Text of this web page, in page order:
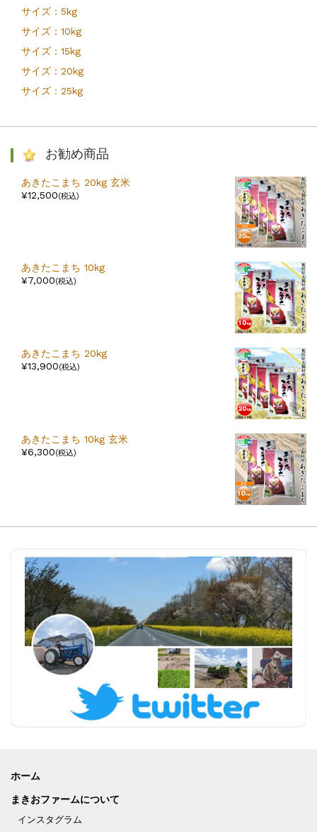
サイズ：5kg
サイズ：10kg
サイズ：15kg
サイズ：20kg
サイズ：25kg
お勧め商品
あきたこまち 20kg 玄米
¥12,500(税込)
あきたこまち 10kg
¥7,000(税込)
あきたこまち 20kg
¥13,900(税込)
あきたこまち 10kg 玄米
¥6,300(税込)
ホーム
まきおファームについて
インスタグラム